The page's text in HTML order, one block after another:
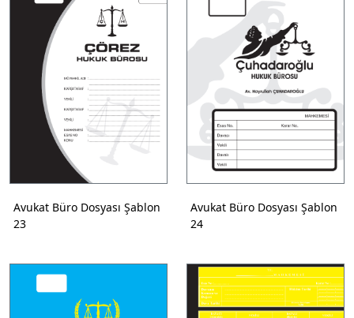
Avukat Büro Dosyası Şablon
23
Avukat Büro Dosyası Şablon
24